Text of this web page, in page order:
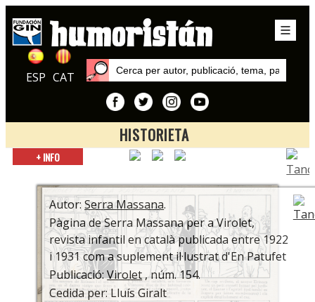
ESP CAT
HISTORIETA
Inici
Virolet
+ INFO
Autor:Serra Massana.
Pàgina de Serra Massana per a Virolet,
revista infantil en català publicada entre 1922
i 1931 com a suplement il·lustrat d'En Patufet
Publicació:Virolet, núm. 154.
Cedida per: Lluís Giralt